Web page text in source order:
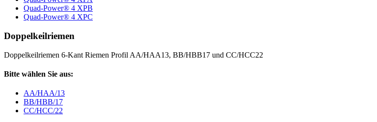
Quad-Power® 4 XPB
Quad-Power® 4 XPC
Doppelkeilriemen
Doppelkeilriemen 6-Kant Riemen Profil AA/HAA13, BB/HBB17 und CC/HCC22
Bitte wählen Sie aus:
AA/HAA/13
BB/HBB/17
CC/HCC/22